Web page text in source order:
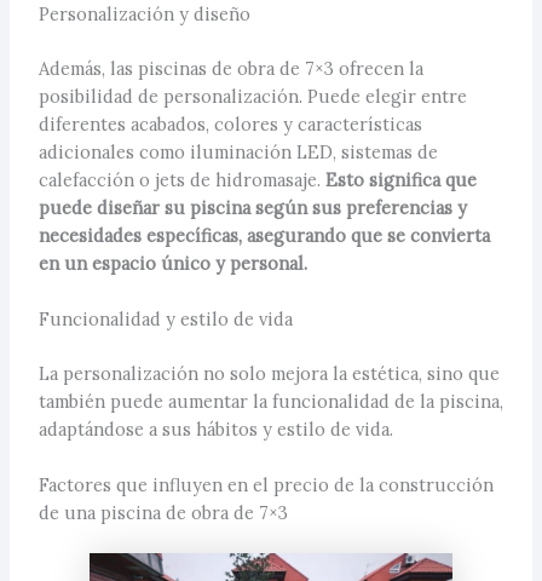
Personalización y diseño
Además, las piscinas de obra de 7×3 ofrecen la
posibilidad de personalización. Puede elegir entre
diferentes acabados, colores y características
adicionales como iluminación LED, sistemas de
calefacción o jets de hidromasaje. Esto significa que
puede diseñar su piscina según sus preferencias y
necesidades específicas, asegurando que se convierta
en un espacio único y personal.
Funcionalidad y estilo de vida
La personalización no solo mejora la estética, sino que
también puede aumentar la funcionalidad de la piscina,
adaptándose a sus hábitos y estilo de vida.
Factores que influyen en el precio de la construcción
de una piscina de obra de 7×3